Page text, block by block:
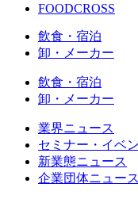
FOODCROSS
飲食・宿泊
卸・メーカー
飲食・宿泊
卸・メーカー
業界ニュース
セミナー・イベ
新業態ニュース
企業団体ニュース